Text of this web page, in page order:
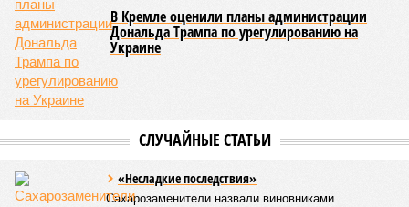
махинацию не как мошенничество, а как государственную
измену. Впрочем, было озвучено и другое мнение.
«В случае Кустова и компании речь ведь идёт об очень,
мягко говоря, небедных людях. У них не было мотивации
откровенно не справились со сложным технологическим и
себя огромные обязательства, в том числе и перед
руководством страны, а когда подошли сроки, занялись